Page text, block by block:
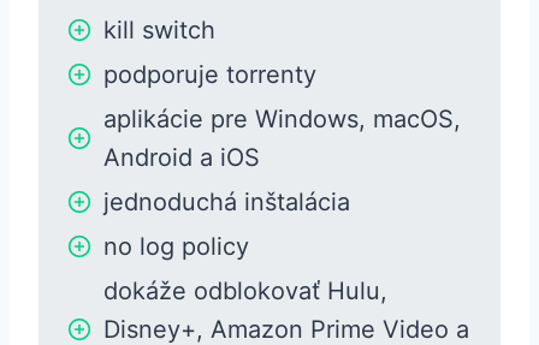
kill switch
podporuje torrenty
aplikácie pre Windows, macOS,
Android a iOS
jednoduchá inštalácia
no log policy
dokáže odblokovať Hulu,
Disney+, Amazon Prime Video a